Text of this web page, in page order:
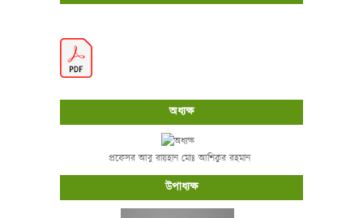
অধ্যক্ষ
প্রফেসর আবু রায়হান মোঃ আশিকুর রহমান
উপাধ্যক্ষ